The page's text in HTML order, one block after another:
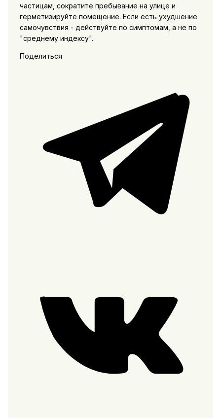
частицам, сократите пребывание на улице и
герметизируйте помещение. Если есть ухудшение
самочувствия - действуйте по симптомам, а не по
"среднему индексу".
Поделиться